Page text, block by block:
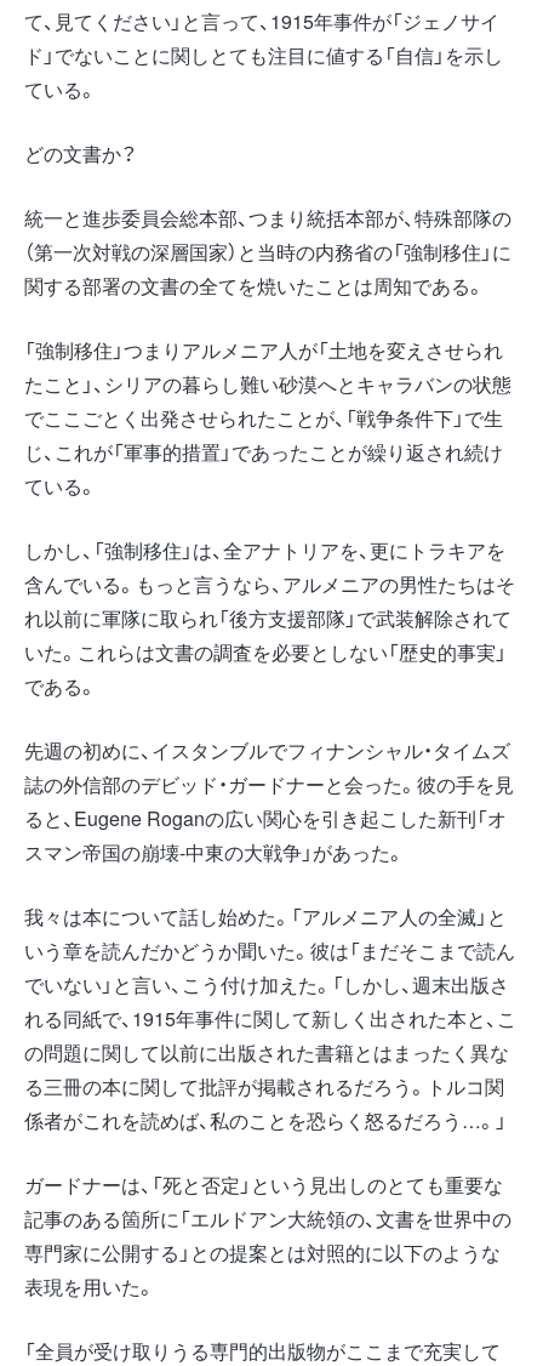
て、見てください」と言って、1915年事件が「ジェノサイ
ド」でないことに関しとても注目に値する「自信」を示し
ている。
どの文書か？
統一と進歩委員会総本部、つまり統括本部が、特殊部隊の
（第一次対戦の深層国家）と当時の内務省の「強制移住」に
関する部署の文書の全てを焼いたことは周知である。
「強制移住」つまりアルメニア人が「土地を変えさせられ
たこと」、シリアの暮らし難い砂漠へとキャラバンの状態
でここごとく出発させられたことが、「戦争条件下」で生
じ、これが「軍事的措置」であったことが繰り返され続け
ている。
しかし、「強制移住」は、全アナトリアを、更にトラキアを
含んでいる。もっと言うなら、アルメニアの男性たちはそ
れ以前に軍隊に取られ「後方支援部隊」で武装解除されて
いた。これらは文書の調査を必要としない「歴史的事実」
である。
先週の初めに、イスタンブルでフィナンシャル・タイムズ
誌の外信部のデビッド・ガードナーと会った。彼の手を見
ると、Eugene Roganの広い関心を引き起こした新刊「オ
スマン帝国の崩壊-中東の大戦争」があった。
我々は本について話し始めた。「アルメニア人の全滅」と
いう章を読んだかどうか聞いた。彼は「まだそこまで読ん
でいない」と言い、こう付け加えた。「しかし、週末出版さ
れる同紙で、1915年事件に関して新しく出された本と、こ
の問題に関して以前に出版された書籍とはまったく異な
る三冊の本に関して批評が掲載されるだろう。トルコ関
係者がこれを読めば、私のことを恐らく怒るだろう…。」
ガードナーは、「死と否定」という見出しのとても重要な
記事のある箇所に「エルドアン大統領の、文書を世界中の
専門家に公開する」との提案とは対照的に以下のような
表現を用いた。
「全員が受け取りうる専門的出版物がここまで充実して